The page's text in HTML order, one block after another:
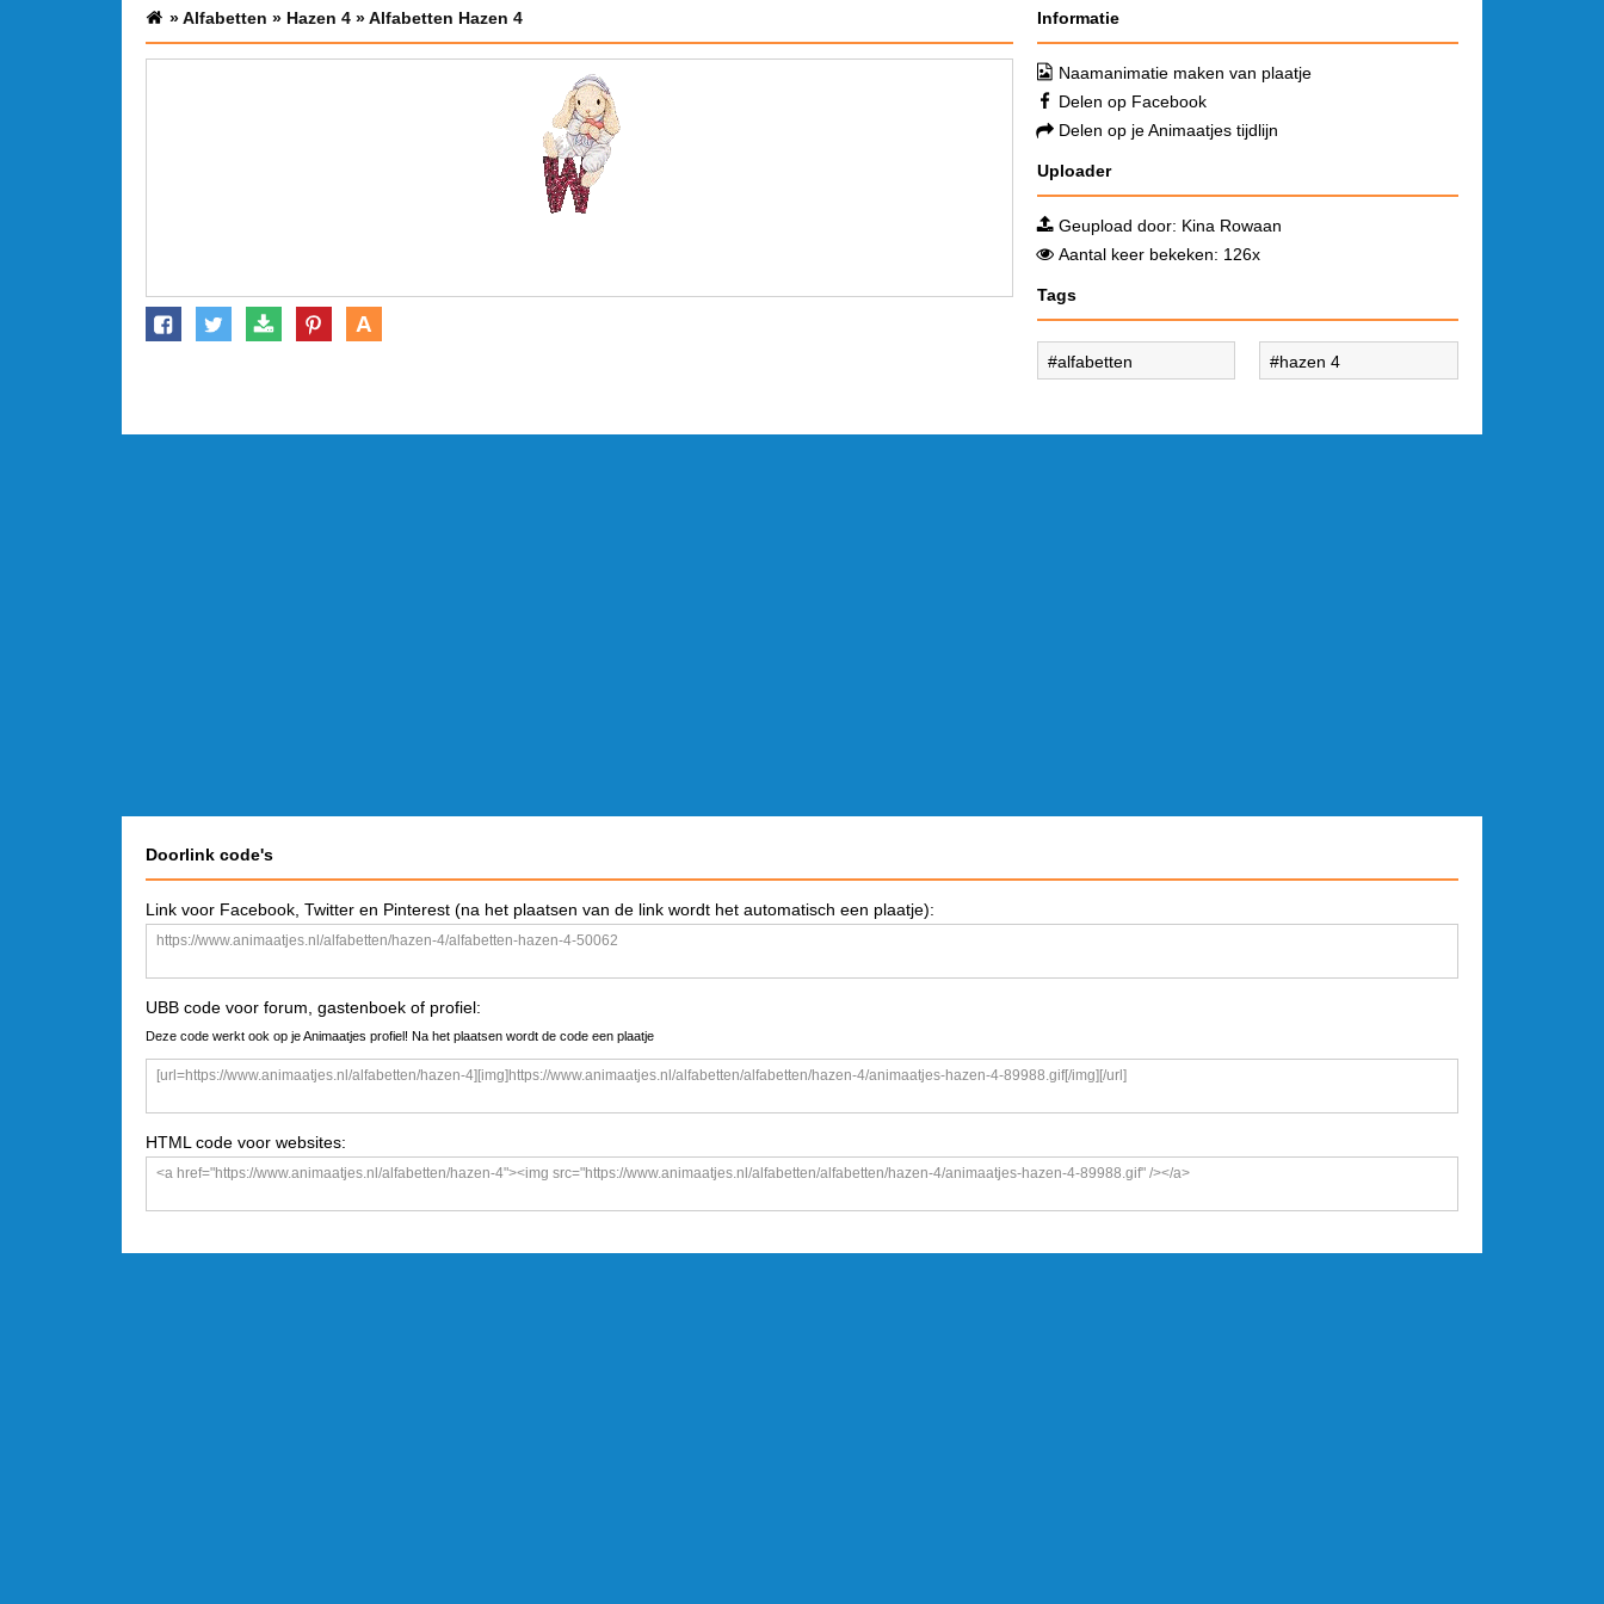
»Alfabetten » Hazen 4 »Alfabetten Hazen 4
A
Informatie
Naamanimatie maken van plaatje
Delen op Facebook
Delen op je Animaatjes tijdlijn
Uploader
Geupload door: Kina Rowaan
Aantal keer bekeken: 126x
Tags
alfabetten hazen 4
Doorlink code's
Link voor Facebook, Twitter en Pinterest (na het plaatsen van de link wordt het automatisch een plaatje):
UBB code voor forum, gastenboek of profiel:
Deze code werkt ook op je Animaatjes profiel! Na het plaatsen wordt de code een plaatje
HTML code voor websites: